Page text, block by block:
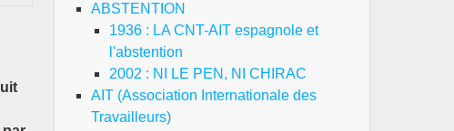
ABSTENTION
1936 : LA CNT-AIT espagnole et
l'abstention
2002 : NI LE PEN, NI CHIRAC
AIT (Association Internationale des
Travailleurs)